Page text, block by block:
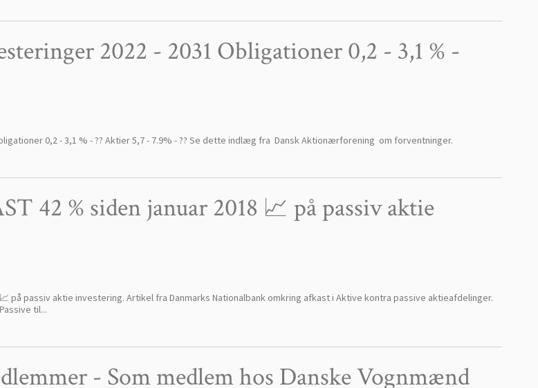
2022 - 2031 Obligationer 0,2 - 3,1 % -
0,2 - 3,1 % - ?? Aktier 5,7 - 7.9% - ?? Se dette indlæg fra Dansk Aktionærforening om forventninger.
42 % siden januar 2018 📈 på passiv aktie
📈 på passiv aktie investering. Artikel fra Danmarks Nationalbank omkring afkast i Aktive kontra passive aktieafdelinger.
til...
- Som medlem hos Danske Vognmænd